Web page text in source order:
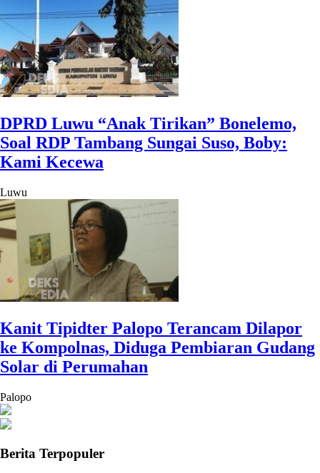
DPRD Luwu “Anak Tirikan” Bonelemo,
Soal RDP Tambang Sungai Suso, Boby:
Kami Kecewa
Luwu
Kanit Tipidter Palopo Terancam Dilapor
ke Kompolnas, Diduga Pembiaran Gudang
Solar di Perumahan
Palopo
Berita Terpopuler